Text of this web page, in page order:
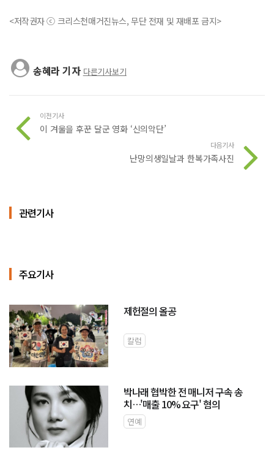
<저작권자 ⓒ 크리스천매거진뉴스, 무단 전재 및 재배포 금지>
송혜라 기자 다른기사보기
이전기사
이 겨울을 후꾼 달군 영화 ‘신의악단’
다음기사
난망의생일날과 한복가족사진
관련기사
주요기사
제헌절의 올공
칼럼
박나래 협박한 전 매니저 구속 송
치…'매출 10% 요구' 혐의
연예